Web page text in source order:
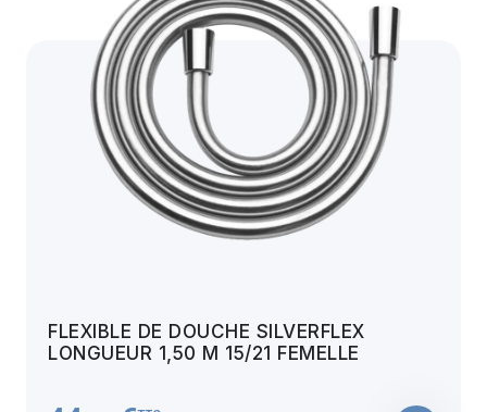
FLEXIBLE DE DOUCHE SILVERFLEX
LONGUEUR 1,50 M 15/21 FEMELLE